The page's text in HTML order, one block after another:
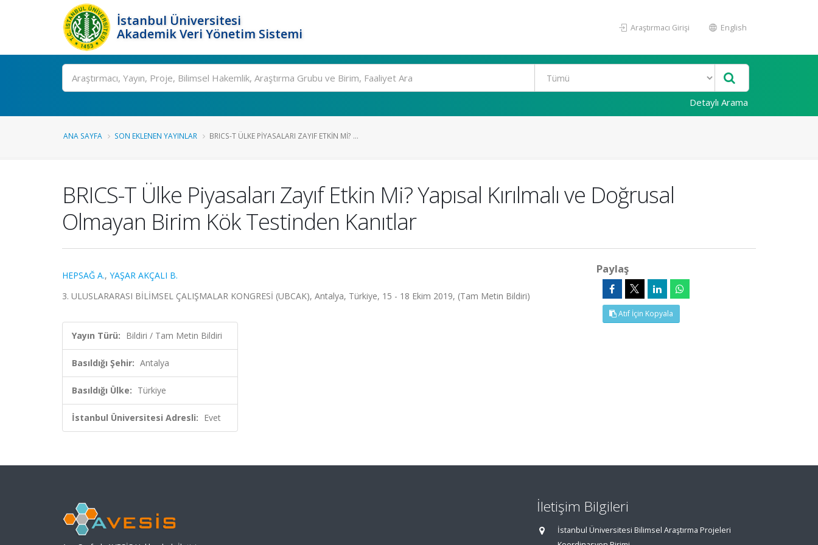
İstanbul Üniversitesi
Akademik Veri Yönetim Sistemi
Araştırmacı Girişi English
Ara
Detaylı Arama
ANA SAYFA SON EKLENEN YAYINLAR BRICS-T ÜLKE PIYASALARI ZAYIF ETKIN MI? ...
BRICS-T Ülke Piyasaları Zayıf Etkin Mi? Yapısal Kırılmalı ve Doğrusal
Olmayan Birim Kök Testinden Kanıtlar
HEPSAĞ A., YAŞAR AKÇALI B.
3. ULUSLARARASI BİLİMSEL ÇALIŞMALAR KONGRESİ (UBCAK), Antalya, Türkiye, 15 - 18 Ekim 2019, (Tam Metin Bildiri)
Yayın Türü: Bildiri / Tam Metin Bildiri
Basıldığı Şehir: Antalya
Basıldığı Ülke: Türkiye
İstanbul Üniversitesi Adresli: Evet
Paylaş
Atıf İçin Kopyala
İletişim Bilgileri
İstanbul Üniversitesi Bilimsel Araştırma Projeleri